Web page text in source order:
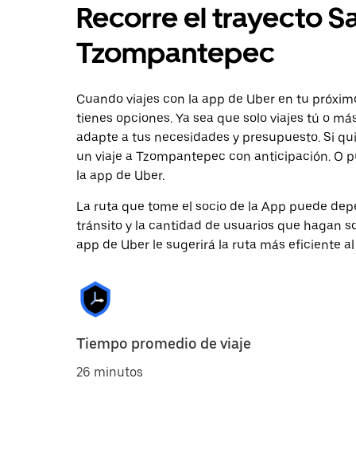
Recorre el trayecto
Tzompantepec
Cuando viajes con la app de Uber en tu
tienes opciones. Ya sea que solo viajes tú o
adapte a tus necesidades y presupuesto. Si
un viaje a Tzompantepec con anticipación. O
la app de Uber.
La ruta que tome el socio de la App puede
tránsito y la cantidad de usuarios que hagan
app de Uber le sugerirá la ruta más eficiente
Tiempo promedio de viaje
26 minutos